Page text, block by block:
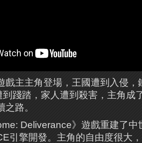
戲主主角登場，王國遭到入侵
踐踏，家人遭到殺害，主角成
路。
Deliverance》遊戲重建了
引擎開發。主角的自由度很大